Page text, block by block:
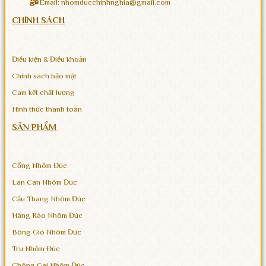
Email: nhomducchinhnghia@gmail.com
CHÍNH SÁCH
Điều kiện & Điều khoản
Chính sách bảo mật
Cam kết chất lượng
Hình thức thanh toán
SẢN PHẨM
Cổng Nhôm Đúc
Lan Can Nhôm Đúc
Cầu Thang Nhôm Đúc
Hàng Rào Nhôm Đúc
Bông Gió Nhôm Đúc
Trụ Nhôm Đúc